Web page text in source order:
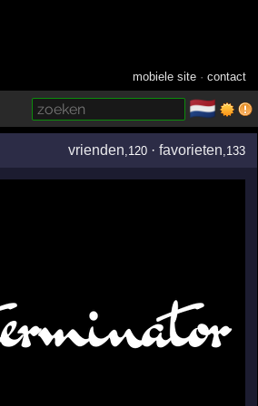
mobiele site ·contact
🇳🇱
vrienden ,120 ·favorieten ,133